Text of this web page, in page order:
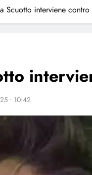
Scuotto interviene
• 10:42